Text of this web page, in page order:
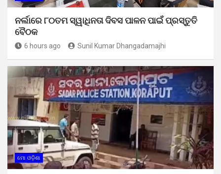
ନର୍ଲାରେ ୮୦ତମ ସ୍ୱାଧିନତା ଦିବସ ପାଳନ ପାଇଁ ପ୍ରସ୍ତୁତି
ବୈଠକ
6 hours ago Sunil Kumar Dhangadamajhi
ମୋ ଓଡ଼ିଶା